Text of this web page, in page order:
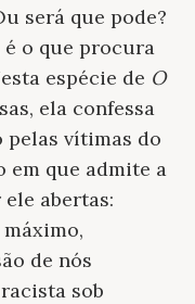
será que pode?
é o que procura
espécie de O
ela confessa
pelas vítimas do
em que admite a
abertas:
de nós
sob